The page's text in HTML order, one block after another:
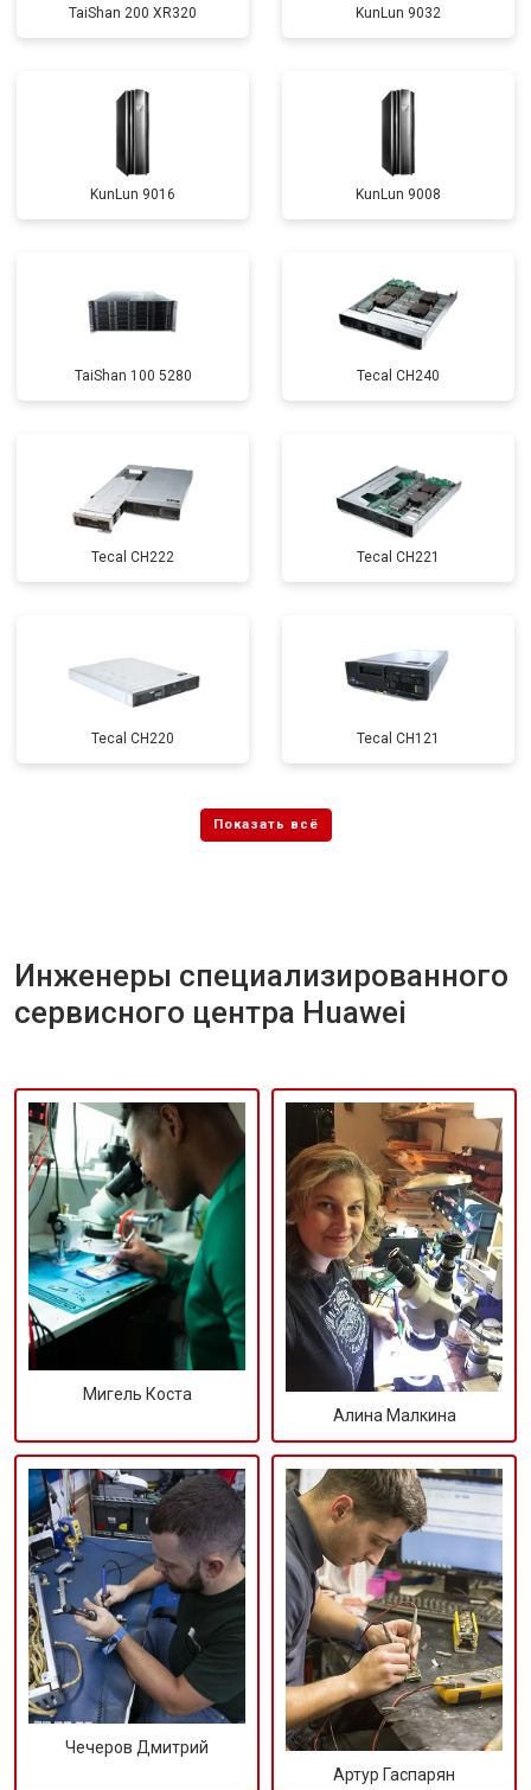
TaiShan 200 XR320 KunLun 9032
KunLun 9016 KunLun 9008
TaiShan 100 5280 Tecal CH240
Tecal CH222 Tecal CH221
Tecal CH220 Tecal CH121
Инженеры специализированного
сервисного центра Huawei
Мигель Коста
Алина Малкина
Чечеров Дмитрий
Артур Гаспарян